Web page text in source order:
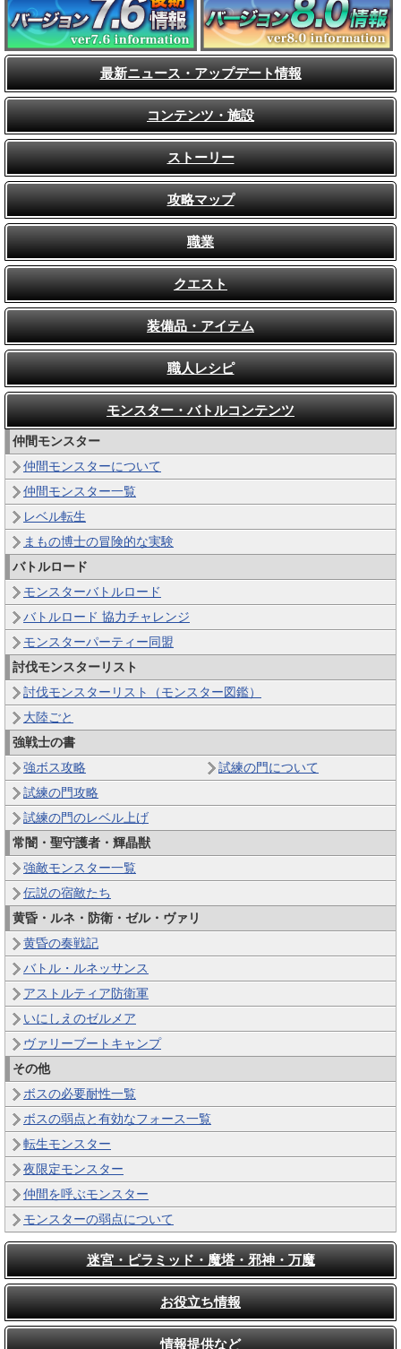
最新ニュース・アップデート情報
コンテンツ・施設
ストーリー
攻略マップ
職業
クエスト
装備品・アイテム
職人レシピ
モンスター・バトルコンテンツ
仲間モンスター
仲間モンスターについて
仲間モンスター一覧
レベル転生
まもの博士の冒険的な実験
バトルロード
モンスターバトルロード
バトルロード 協力チャレンジ
モンスターパーティー同盟
討伐モンスターリスト
討伐モンスターリスト（モンスター図鑑）
大陸ごと
強戦士の書
強ボス攻略
試練の門について
試練の門攻略
試練の門のレベル上げ
常闇・聖守護者・輝晶獣
強敵モンスター一覧
伝説の宿敵たち
黄昏・ルネ・防衛・ゼル・ヴァリ
黄昏の奏戦記
バトル・ルネッサンス
アストルティア防衛軍
いにしえのゼルメア
ヴァリーブートキャンプ
その他
ボスの必要耐性一覧
ボスの弱点と有効なフォース一覧
転生モンスター
夜限定モンスター
仲間を呼ぶモンスター
モンスターの弱点について
迷宮・ピラミッド・魔塔・邪神・万魔
お役立ち情報
情報提供など